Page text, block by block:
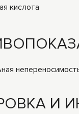
кислота
И